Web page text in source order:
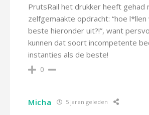
PrutsRail het drukker heeft gehad
zelfgemaakte opdracht: “hoe
beste hieronder uit?!”, want
kunnen dat soort incompetente
instanties als de beste!
0
Micha 5 jaren geleden